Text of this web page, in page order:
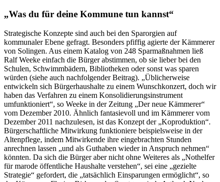
„Was du für deine Kommune tun kannst“
Strategische Konzepte sind auch bei den Sparorgien auf
kommunaler Ebene gefragt. Besonders pfiffig agierte der Kämmerer
von Solingen. Aus einem Katalog von 248 Sparmaßnahmen ließ
Ralf Weeke einfach die Bürger abstimmen, ob sie lieber bei den
Schulen, Schwimmbädern, Bibliotheken oder sonst was sparen
würden (siehe auch nachfolgender Beitrag). „Üblicherweise
entwickeln sich Bürgerhaushalte zu einem Wunschkonzert, doch wir
haben das Verfahren zu einem Konsolidierungsinstrument
umfunktioniert“, so Weeke in der Zeitung „Der neue Kämmerer“
vom Dezember 2010. Ähnlich fantasievoll und im Kämmerer vom
Dezember 2011 nachzulesen, ist das Konzept der „Koproduktion“.
Bürgerschaftliche Mitwirkung funktioniere beispielsweise in der
Altenpflege, indem Mitwirkende ihre eingebrachten Stunden
anrechnen lassen „und als Guthaben wieder in Anspruch nehmen“
könnten. Da sich die Bürger aber nicht ohne Weiteres als „Nothelfer
für marode öffentliche Haushalte verstehen“, sei eine „gezielte
Strategie“ gefordert, die „tatsächlich Einsparungen ermöglicht“, so